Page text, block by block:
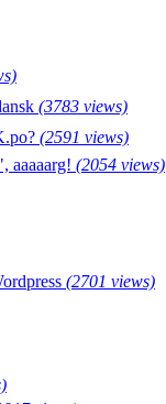
(3783 views)
(2591 views)
aaaaarg! (2054 views)
(2701 views)